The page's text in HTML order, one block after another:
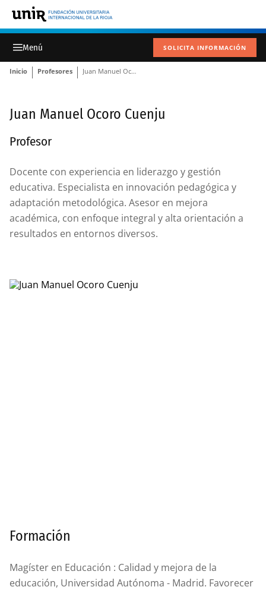
SOLICITA INFORMACIÓN
Inicio Profesores Juan Manuel Ocoro Cuenju
Juan Manuel Ocoro Cuenju
Profesor
Docente con experiencia en liderazgo y gestión
educativa. Especialista en innovación pedagógica y
adaptación metodológica. Asesor en mejora
académica, con enfoque integral y alta orientación a
resultados en entornos diversos.
Formación
Magíster en Educación : Calidad y mejora de la
educación, Universidad Autónoma - Madrid. Favorecer